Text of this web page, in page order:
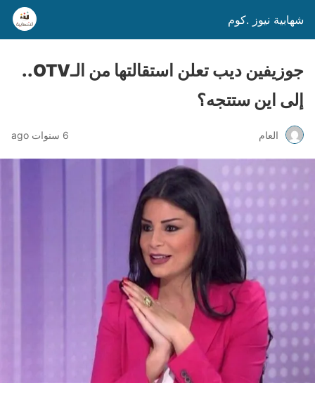
شهابية نيوز .كوم
جوزيفين ديب تعلن استقالتها من الـOTV..
إلى اين ستتجه؟
العام 6 سنوات ago